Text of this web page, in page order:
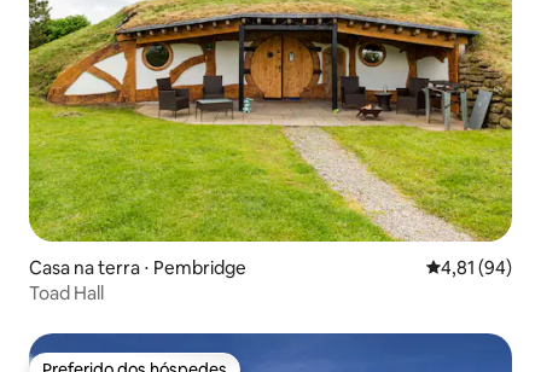
Casa na terra ⋅ Pembridge 4,81 de uma
4,81 (94)
Toad Hall